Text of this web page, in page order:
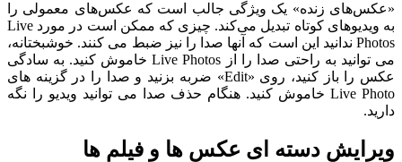
«عکس‌های زنده» یک ویژگی جالب است که عکس‌های معمولی را
به ویدیوهای کوتاه تبدیل می‌کند. چیزی که ممکن است در مورد Live
Photos ندانید این است که آنها صدا را نیز ضبط می کنند. خوشبختانه،
می توانید به راحتی صدا را از Live Photos خاموش کنید. به سادگی
عکس را باز کنید، روی «Edit» ضربه بزنید و صدا را در گزینه های
Live Photo خاموش کنید. هنگام حذف صدا می توانید ویدیو را نگه
دارید.
ویرایش دسته ای عکس ها و فیلم ها